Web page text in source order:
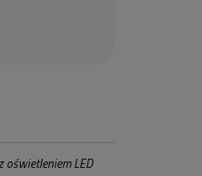
oświetleniem LED